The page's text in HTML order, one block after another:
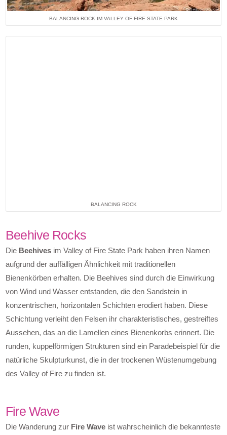
BALANCING ROCK IM VALLEY OF FIRE STATE PARK
BALANCING ROCK
Beehive Rocks
Die Beehives im Valley of Fire State Park haben ihren Namen
aufgrund der auffälligen Ähnlichkeit mit traditionellen
Bienenkörben erhalten. Die Beehives sind durch die Einwirkung
von Wind und Wasser entstanden, die den Sandstein in
konzentrischen, horizontalen Schichten erodiert haben. Diese
Schichtung verleiht den Felsen ihr charakteristisches, gestreiftes
Aussehen, das an die Lamellen eines Bienenkorbs erinnert. Die
runden, kuppelförmigen Strukturen sind ein Paradebeispiel für die
natürliche Skulpturkunst, die in der trockenen Wüstenumgebung
des Valley of Fire zu finden ist.
Fire Wave
Die Wanderung zur Fire Wave ist wahrscheinlich die bekannteste